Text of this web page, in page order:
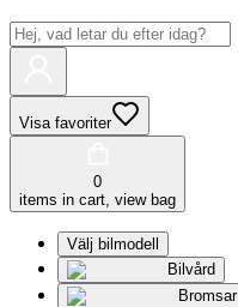
Visa favoriter
0
items in cart, view bag
Välj bilmodell
Bilvård
Bromsar